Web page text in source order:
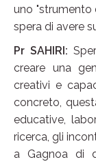
uno "strumento
spera di avere
Pr SAHIRI:
creare una
creativi e
concreto,
educative,
ricerca, gli
a Gagnoa di